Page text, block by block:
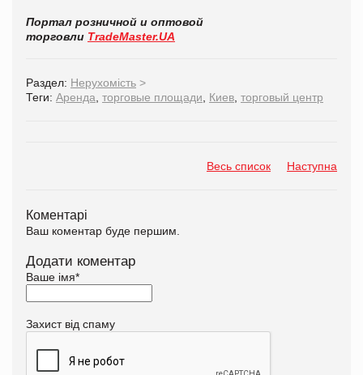
Портал розничной и оптовой
торговли TradeMaster.UA
Раздел: Нерухомість >
Теги: Аренда торговые площади Киев торговый центр
Весь список Наступна
Коментарі
Ваш коментар буде першим.
Додати коментар
Ваше імя*
Захист від спаму